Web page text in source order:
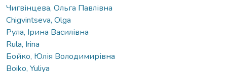
Чигвінцева, Ольга Павлівна
Chigvintseva, Olga
Рула, Ірина Василівна
Rula, Irina
Бойко, Юлія Володимирівна
Boiko, Yuliya